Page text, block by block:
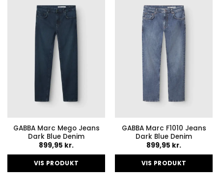
Mulighederne
kan
vælges
på
varesiden
Mulighederne
kan
vælges
på
varesiden
GABBA Marc Mego Jeans
Dark Blue Denim
899,95 kr.
VIS PRODUKT
GABBA Marc F1010 Jeans
Dark Blue Denim
899,95 kr.
VIS PRODUKT